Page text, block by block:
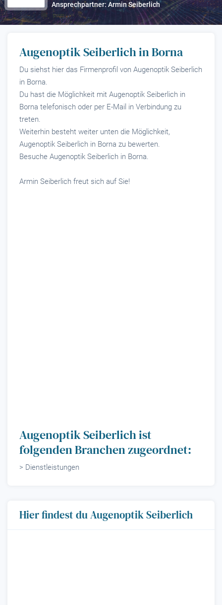
Ansprechpartner: Armin Seiberlich
Augenoptik Seiberlich in Borna
Du siehst hier das Firmenprofil von Augenoptik Seiberlich
in Borna.
Du hast die Möglichkeit mit Augenoptik Seiberlich in
Borna telefonisch oder per E-Mail in Verbindung zu
treten.
Weiterhin besteht weiter unten die Möglichkeit,
Augenoptik Seiberlich in Borna zu bewerten.
Besuche Augenoptik Seiberlich in Borna.
Armin Seiberlich freut sich auf Sie!
Augenoptik Seiberlich ist
folgenden Branchen zugeordnet:
> Dienstleistungen
Hier findest du Augenoptik Seiberlich